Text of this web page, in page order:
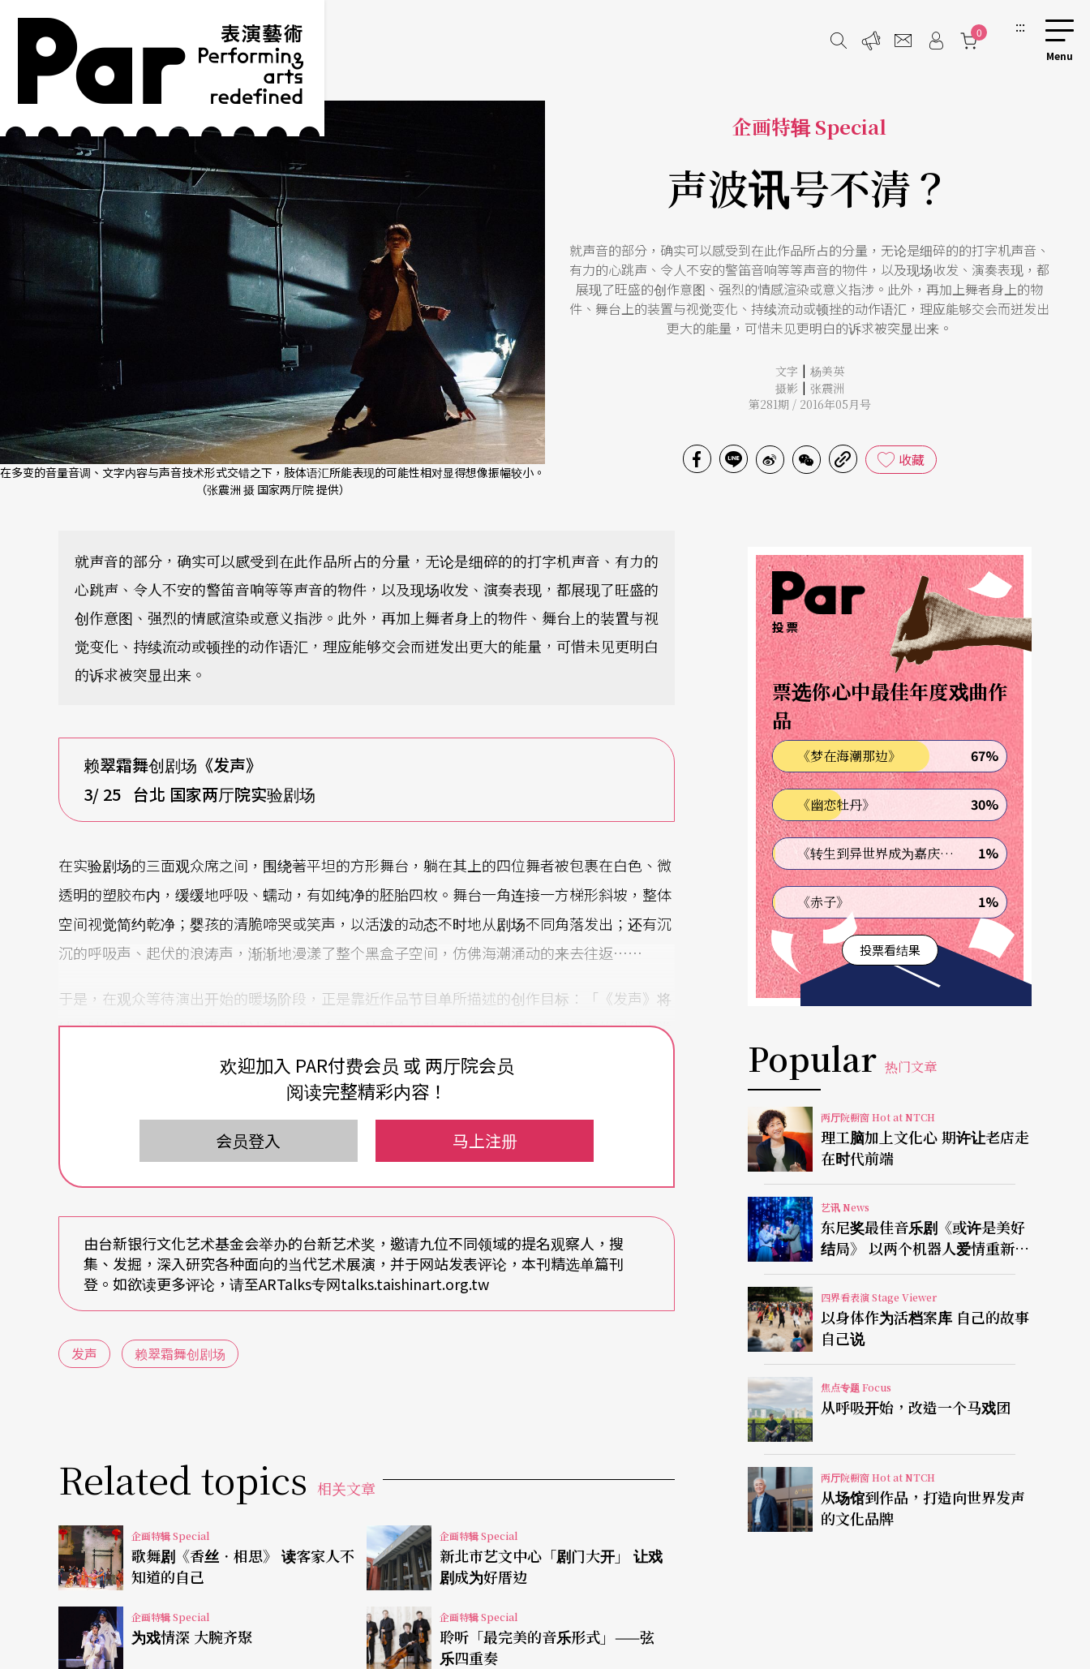
跳到主要内容区块
网站导览
0 :::
在多变的音量音调、文字内容与声音技术形式交错之下，肢体语汇所能表现的可能性相对显得想像振幅较小。
（张震洲 摄 国家两厅院 提供）
企画特辑 Special
声波讯号不清？
就声音的部分，确实可以感受到在此作品所占的分量，无论是细碎的的打字机声音、
有力的心跳声、令人不安的警笛音响等等声音的物件，以及现场收发、演奏表现，都
展现了旺盛的创作意图、强烈的情感渲染或意义指涉。此外，再加上舞者身上的物
件、舞台上的装置与视觉变化、持续流动或顿挫的动作语汇，理应能够交会而迸发出
更大的能量，可惜未见更明白的诉求被突显出来。
文字 | 杨美英
摄影 | 张震洲
第281期 / 2016年05月号
收藏
就声音的部分，确实可以感受到在此作品所占的分量，无论是细碎的的打字机声音、有力的
心跳声、令人不安的警笛音响等等声音的物件，以及现场收发、演奏表现，都展现了旺盛的
创作意图、强烈的情感渲染或意义指涉。此外，再加上舞者身上的物件、舞台上的装置与视
觉变化、持续流动或顿挫的动作语汇，理应能够交会而迸发出更大的能量，可惜未见更明白
的诉求被突显出来。
赖翠霜舞创剧场《发声》
3/ 25 台北 国家两厅院实验剧场
在实验剧场的三面观众席之间，围绕著平坦的方形舞台，躺在其上的四位舞者被包裹在白色、微
透明的塑胶布内，缓缓地呼吸、蠕动，有如纯净的胚胎四枚。舞台一角连接一方梯形斜坡，整体
空间视觉简约乾净；婴孩的清脆啼哭或笑声，以活泼的动态不时地从剧场不同角落发出；还有沉
沉的呼吸声、起伏的浪涛声，渐渐地漫漾了整个黑盒子空间，仿佛海潮涌动的来去往返……
于是，在观众等待演出开始的暖场阶段，正是靠近作品节目单所描述的创作目标：「《发声》将
结合肢体语汇，以空间声响设计完成跨界合作，让观众体验一幅犹远似近、似幻又真的现代人类
精神图像。」「利用多声道音响建构多层次空间声场，以多种收放音装置截取肢体动能作为乐
器，并与现场人声／电音同时发声。」（注1）
但却又不清晰
当场上灯光变化，表演慢慢展开，一方斜坡平台上出现了一个人：她，打开盖子，现身，站立，
re’s your family？ Where’s your dream？……仿佛被这些问题的文字内容或是语言声音的抚
摩、碰触、撞击，舞者的身体出现不同的扭曲、歪斜、顿折等动作，给予不同的回应，如一个个
问题所激起的回响涟漪，只是在多变的音量音调、文字内容与声音技术形式交错之下，肢体语汇
在此舞作中，身体的讯号一直是有所意表的，譬如：当舞者们都穿上长风衣后，在都市的各种生
贴近……
观赏过程中，笔者仿佛接收到了若干讯号，却又感觉不清晰，同时也想像著：到底这是一个主体
的自我抗争、对话？亦或是两个客体之间的互相观望、争斗？还是个体与社会之间的拉锯！
充满丰富音讯
再者，既然作品名称「发声」，开演后便一直期待著舞者如何直接以肉体发出声音、将会发出何
欢迎加入 PAR付费会员 或 两厅院会员
阅读完整精彩内容！
会员登入 马上注册
由台新银行文化艺术基金会举办的台新艺术奖，邀请九位不同领域的提名观察人，搜
集、发掘，深入研究各种面向的当代艺术展演，并于网站发表评论，本刊精选单篇刊
登。如欲读更多评论，请至ARTalks专网talks.taishinart.org.tw
发声 赖翠霜舞创剧场
Related topics 相关文章
企画特辑 Special
歌舞剧《香丝．相思》 读客家人不
知道的自己
企画特辑 Special
新北市艺文中心「剧门大开」 让戏
剧成为好厝边
企画特辑 Special
为戏情深 大腕齐聚
企画特辑 Special
聆听「最完美的音乐形式」——弦
乐四重奏
投票
票选你心中最佳年度戏曲作
品
《梦在海潮那边》 67%
《幽恋牡丹》 30%
《转生到异世界成为嘉庆君—发现我的祖先是诈骗集团!?》 1%
《赤子》 1%
投票看结果
Popular 热门文章
两厅院橱窗 Hot at NTCH
理工脑加上文化心 期许让老店走
在时代前端
艺讯 News
东尼奖最佳音乐剧《或许是美好
结局》 以两个机器人爱情重新凝
视有限人生
四界看表演 Stage Viewer
以身体作为活档案库 自己的故事
自己说
焦点专题 Focus
从呼吸开始，改造一个马戏团
两厅院橱窗 Hot at NTCH
从场馆到作品，打造向世界发声
的文化品牌